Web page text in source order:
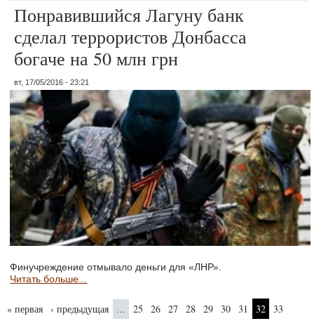
Понравившийся Лагуну банк
сделал террористов Донбасса
богаче на 50 млн грн
вт, 17/05/2016 - 23:21
Финучреждение отмывало деньги для «ЛНР».
Читать больше...
Страницы
« первая ‹ предыдущая … 25 26 27 28 29 30 31 32
33